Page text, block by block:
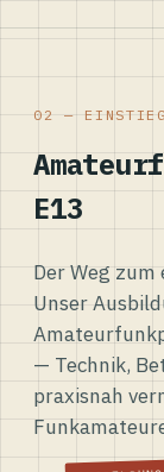
02 — EINSTIEG
E13
Der Weg
Unser
— Technik,
praxisnah